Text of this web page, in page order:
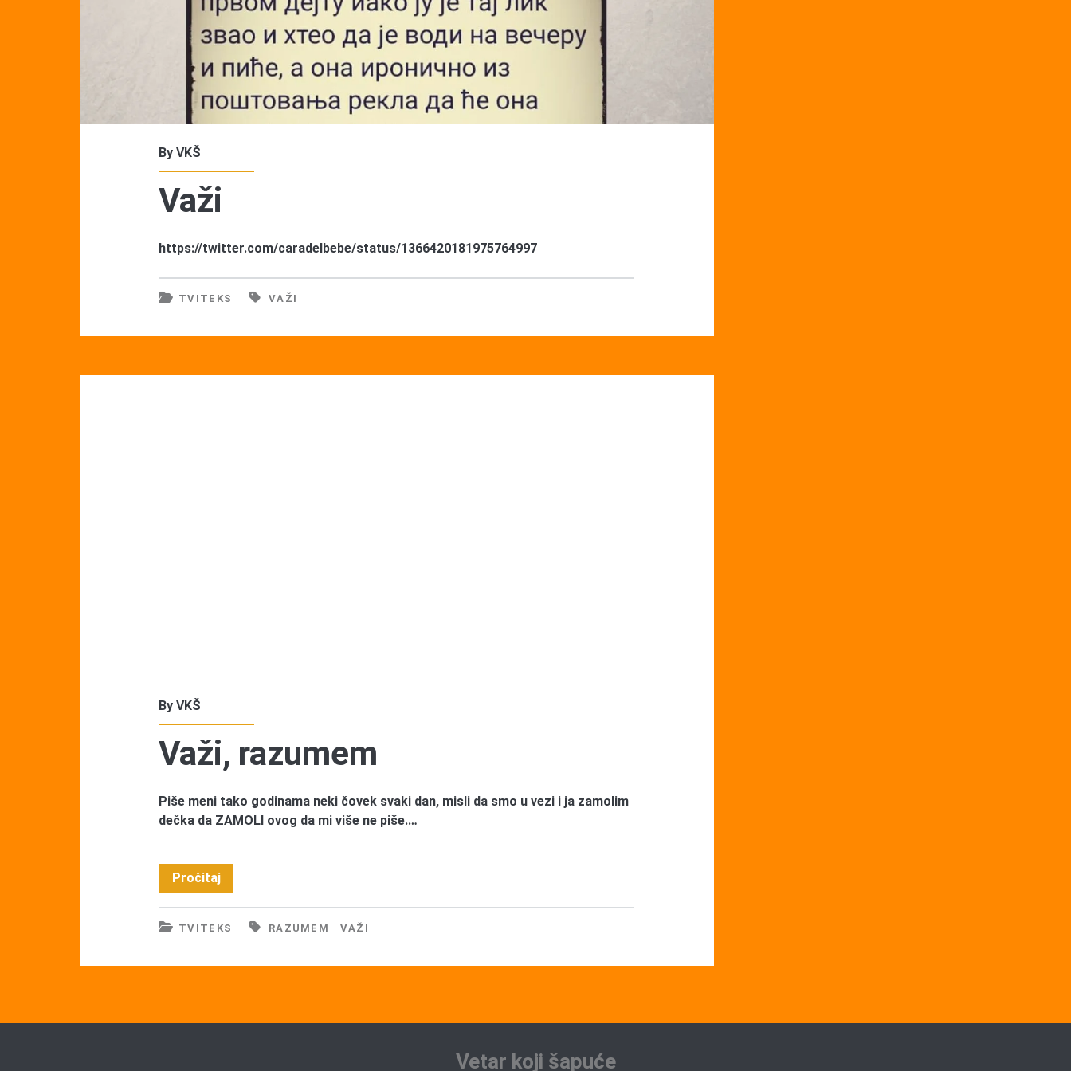
ByVKŠ
Važi
https://twitter.com/caradelbebe/status/1366420181975764997
TVITEKS VAŽI
ByVKŠ
Važi, razumem
Piše meni tako godinama neki čovek svaki dan, misli da smo u vezi i ja zamolim
dečka da ZAMOLI ovog da mi više ne piše.…
PročitajVaži,
razumem
TVITEKS RAZUMEM VAŽI
Vetar koji šapuće